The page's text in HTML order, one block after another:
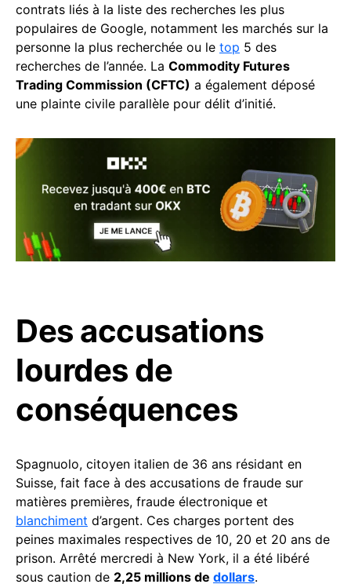
contrats liés à la liste des recherches les plus
populaires de Google, notamment les marchés sur la
personne la plus recherchée ou le top 5 des
recherches de l’année. La Commodity Futures
Trading Commission (CFTC) a également déposé
une plainte civile parallèle pour délit d’initié.
Des accusations
lourdes de
conséquences
Spagnuolo, citoyen italien de 36 ans résidant en
Suisse, fait face à des accusations de fraude sur
matières premières, fraude électronique et
blanchiment d’argent. Ces charges portent des
peines maximales respectives de 10, 20 et 20 ans de
prison. Arrêté mercredi à New York, il a été libéré
sous caution de 2,25 millions de dollars.